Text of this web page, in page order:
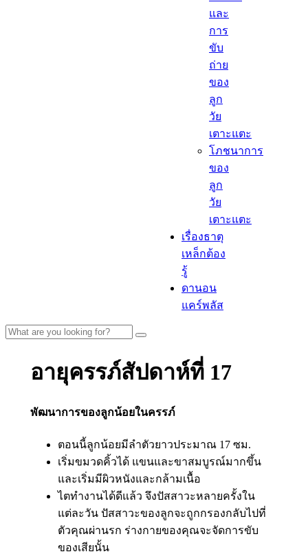
และ
การ
ขับ
ถ่าย
ของ
ลูก
วัย
เตาะแตะ
โภชนาการ
ของ
ลูก
วัย
เตาะแตะ
เรื่องธาตุ
เหล็กต้อง
รู้​
ดานอน
แคร์พลัส
อายุครรภ์สัปดาห์ที่ 17
พัฒนาการของลูกน้อยในครรภ์
ตอนนี้ลูกน้อยมีลำตัวยาวประมาณ 17 ซม.
เริ่มขมวดคิ้วได้ แขนและขาสมบูรณ์มากขึ้น
และเริ่มมีผิวหนังและกล้ามเนื้อ
ไตทำงานได้ดีแล้ว จึงปัสสาวะหลายครั้งใน
แต่ละวัน ปัสสาวะของลูกจะถูกกรองกลับไปที่
ตัวคุณผ่านรก ร่างกายของคุณจะจัดการขับ
ของเสียนั้น